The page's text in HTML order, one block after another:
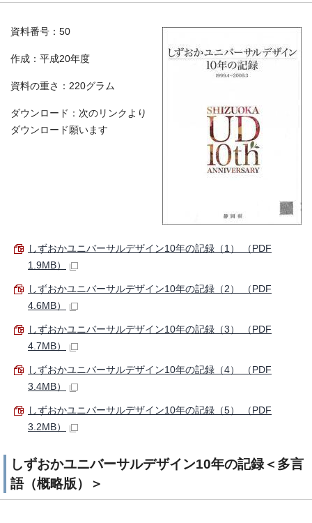
資料番号：50
作成：平成20年度
資料の重さ：220グラム
ダウンロード：次のリンクより
ダウンロード願います
しずおかユニバーサルデザイン10年の記録（1） （PDF
1.9MB）
しずおかユニバーサルデザイン10年の記録（2） （PDF
4.6MB）
しずおかユニバーサルデザイン10年の記録（3） （PDF
4.7MB）
しずおかユニバーサルデザイン10年の記録（4） （PDF
3.4MB）
しずおかユニバーサルデザイン10年の記録（5） （PDF
3.2MB）
しずおかユニバーサルデザイン10年の記録＜多言
語（概略版）＞